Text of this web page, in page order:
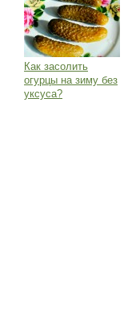
Как засолить
огурцы на зиму без
уксуса?